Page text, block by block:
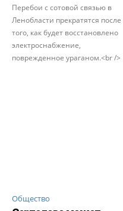
Перебои с сотовой связью в
Ленобласти прекратятся после
того, как будет восстановлено
электроснабжение,
поврежденное ураганом.<br />
Общество